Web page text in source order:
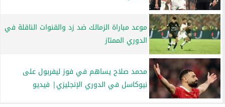
موعد مباراة الزمالك ضد زد والقنوات الناقلة في
الدوري الممتاز
محمد صلاح يساهم في فوز ليفربول على
نيوكاسل في الدوري الإنجليزي| فيديو